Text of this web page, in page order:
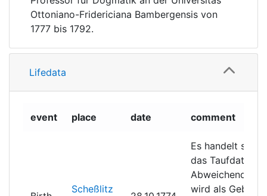
Ottoniano-Fridericiana Bambergensis von
1777 bis 1792.
Lifedata
event place date comment
Scheßlitz
Es handelt sich
das Taufdatum.
Abweichend
wird als